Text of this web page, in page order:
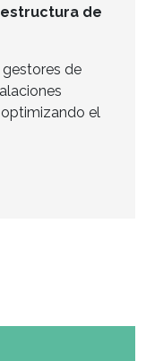
de
de
el